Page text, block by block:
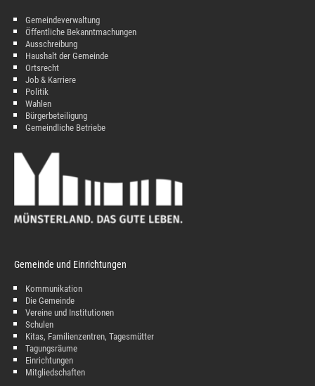
Gemeindeverwaltung
Öffentliche Bekanntmachungen
Ausschreibung
Haushalt der Gemeinde
Ortsrecht
Job & Karriere
Politik
Wahlen
Bürgerbeteiligung
Gemeindliche Betriebe
Gemeinde und Einrichtungen
Kommunikation
Die Gemeinde
Vereine und Institutionen
Schulen
Kitas, Familienzentren, Tagesmütter
Tagungsräume
Einrichtungen
Mitgliedschaften